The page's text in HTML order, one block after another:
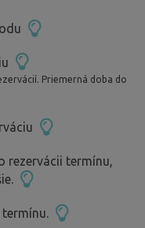
svahu, ale je bez
polní travnatá cesta
(vlaky projíždí
v noci nejezdí).
a bublající potůček.
Priemerná doba do
rezervácii termínu,